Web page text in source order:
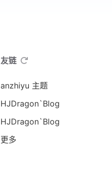
友链
anzhiyu 主题
HJDragon`Blog
HJDragon`Blog
更多